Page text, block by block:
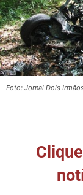
Foto: Jornal Dois Irmãos